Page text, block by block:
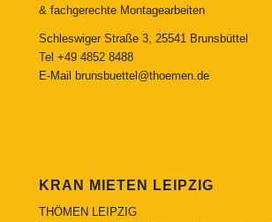
& fachgerechte Montagearbeiten
Schleswiger Straße 3, 25541 Brunsbüttel
Tel +49 4852 8488
E-Mail
brunsbuettel@thoemen.de
KRAN MIETEN LEIPZIG
THÖMEN LEIPZIG